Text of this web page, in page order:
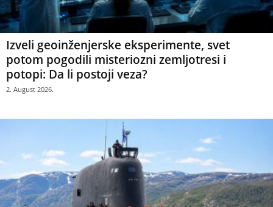
Izveli geoinženjerske eksperimente, svet
potom pogodili misteriozni zemljotresi i
potopi: Da li postoji veza?
2. August 2026.